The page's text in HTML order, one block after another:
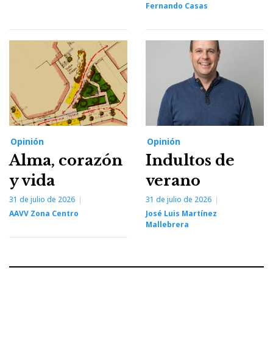
Fernando Casas
Opinión
Alma, corazón
y vida
31 de julio de 2026
AAVV Zona Centro
Opinión
Indultos de
verano
31 de julio de 2026
José Luis Martínez
Mallebrera